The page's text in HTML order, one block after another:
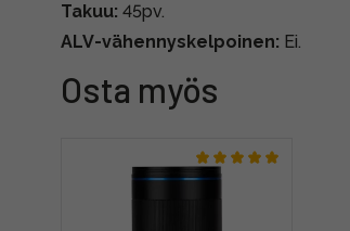
Takuu: 45pv.
ALV-vähennyskelpoinen: Ei.
Osta myös